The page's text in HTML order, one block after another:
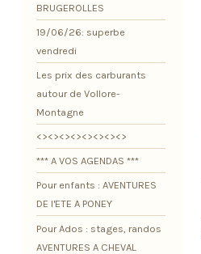
BRUGEROLLES
19/06/26: superbe
vendredi
Les prix des carburants
autour de Vollore-
Montagne
<><><><><><><><>
*** A VOS AGENDAS ***
Pour enfants : AVENTURES
DE l'ETE A PONEY
Pour Ados : stages, randos
AVENTURES A CHEVAL